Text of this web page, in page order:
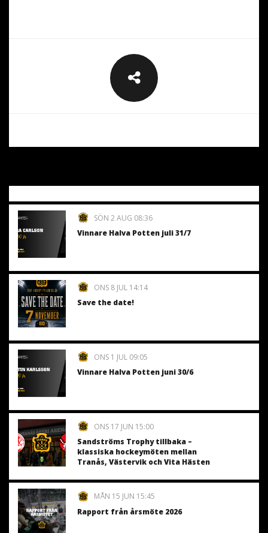
SÖN 2 AUG 08:36
Vinnare Halva Potten juli 31/7
ONS 8 JUL 14:14
Save the date!
ONS 1 JUL 09:05
Vinnare Halva Potten juni 30/6
ONS 17 JUN 15:00
Sandströms Trophy tillbaka –
klassiska hockeymöten mellan
Tranås, Västervik och Vita Hästen
MÅN 15 JUN 15:45
Rapport från årsmöte 2026